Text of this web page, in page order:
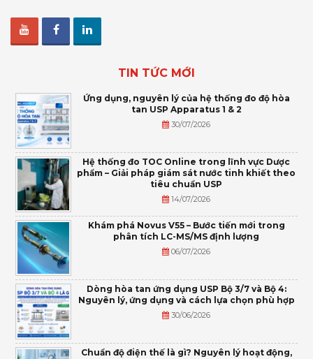
TIN TỨC MỚI
Ứng dụng, nguyên lý của hệ thống đo độ hòa
tan USP Apparatus 1 & 2
30/07/2026
Hệ thống đo TOC Online trong lĩnh vực Dược
phẩm – Giải pháp giám sát nước tinh khiết theo
tiêu chuẩn USP
14/07/2026
Khám phá Novus V55 – Bước tiến mới trong
phân tích LC-MS/MS định lượng
06/07/2026
Dòng hòa tan ứng dụng USP Bộ 3/7 và Bộ 4:
Nguyên lý, ứng dụng và cách lựa chọn phù hợp
30/06/2026
Chuẩn độ điện thế là gì? Nguyên lý hoạt động,